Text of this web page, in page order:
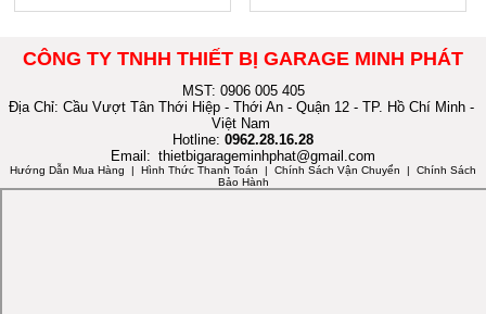
CÔNG TY TNHH THIẾT BỊ GARAGE MINH PHÁT
MST: 0906 005 405
Địa Chỉ: Cầu Vượt Tân Thới Hiệp - Thới An - Quận 12 - TP. Hồ Chí Minh -
Việt Nam
Hotline: 0962.28.16.28
Email: thietbigarageminhphat@gmail.com
Hướng Dẫn Mua Hàng | Hình Thức Thanh Toán | Chính Sách Vận Chuyển | Chính Sách
Bảo Hành